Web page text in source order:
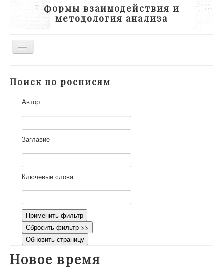
формы взаимодействия и
методология анализа
Toggle
Участники
Научная работа
Как работать с сайтом
Контакты
Поиск по росписям
Автор
Заглавие
Ключевые слова
Применить фильтр
Сбросить фильтр >>
Обновить страницу
Новое время